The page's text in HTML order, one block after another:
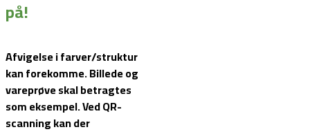
på!
Afvigelse i farver/struktur
kan forekomme. Billede og
vareprøve skal betragtes
som eksempel.Ved QR-
scanning kan der